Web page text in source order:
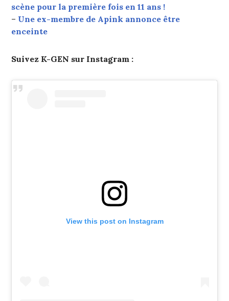
scène pour la première fois en 11 ans !
– Une ex-membre de Apink annonce être
enceinte
Suivez K-GEN sur Instagram :
View this post on Instagram